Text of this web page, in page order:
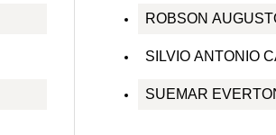
ROBSON
SILVIO ANTONIO
SUEMAR